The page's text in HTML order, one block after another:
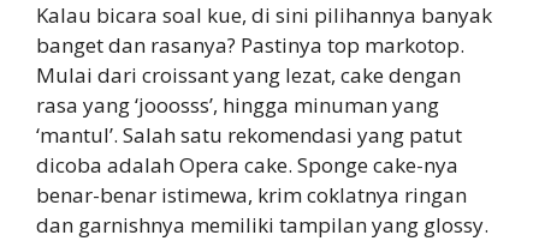
Kalau bicara soal kue, di sini pilihannya banyak
banget dan rasanya? Pastinya top markotop.
Mulai dari croissant yang lezat, cake dengan
rasa yang ‘jooosss’, hingga minuman yang
‘mantul’. Salah satu rekomendasi yang patut
dicoba adalah Opera cake. Sponge cake-nya
benar-benar istimewa, krim coklatnya ringan
dan garnishnya memiliki tampilan yang glossy.